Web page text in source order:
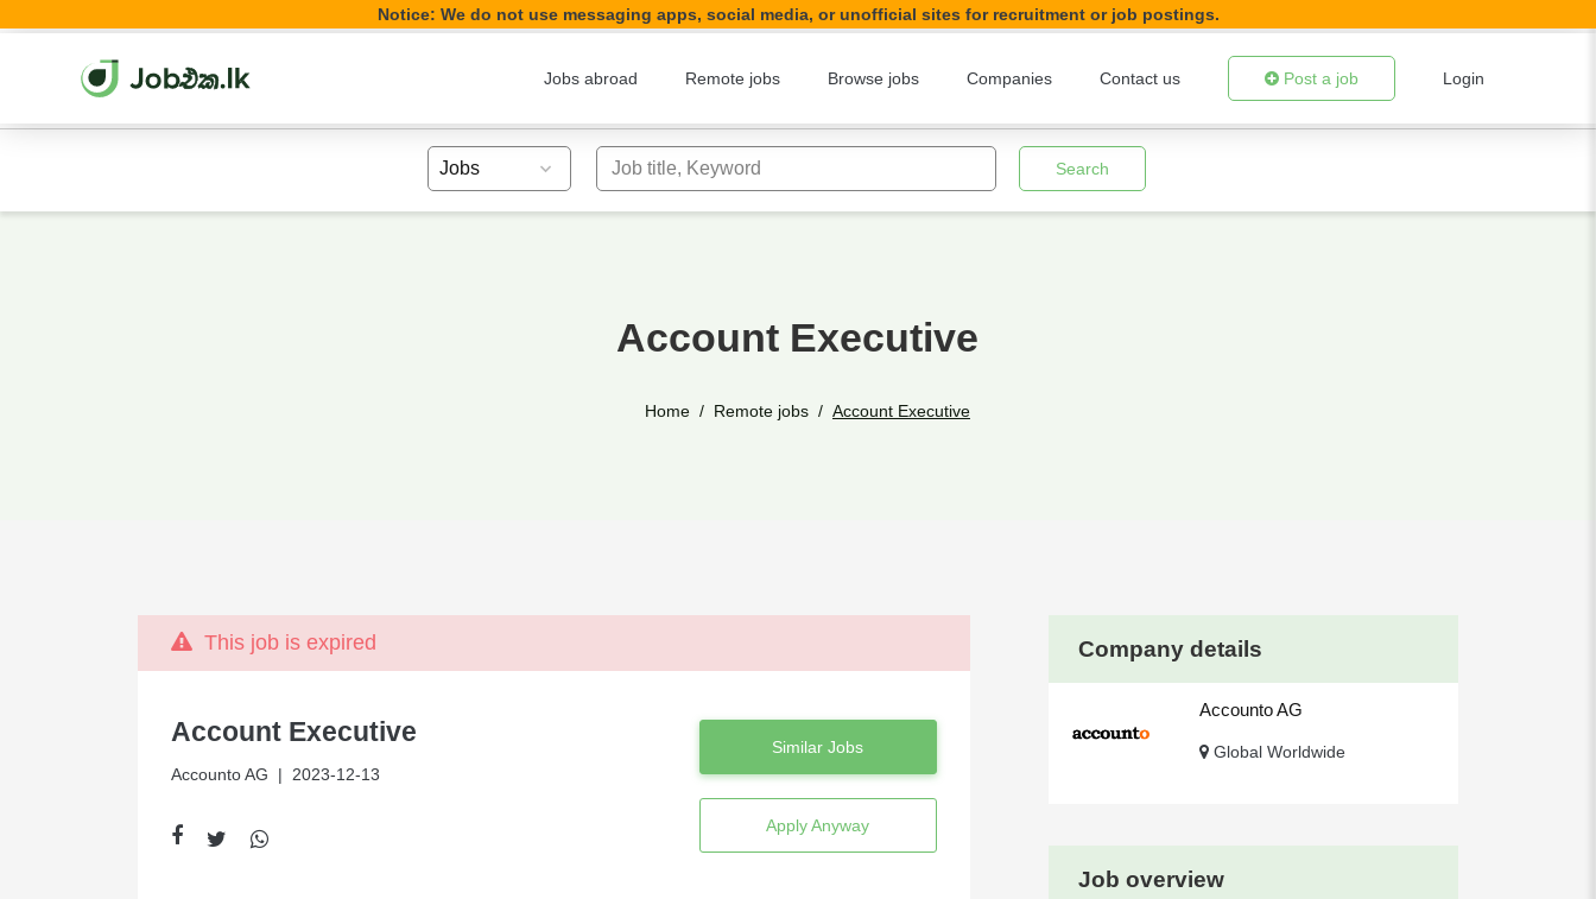
Notice: We do not use messaging apps, social media, or unofficial sites for recruitment or job postings.
Jobs abroad Remote jobs Browse jobs Companies Contact us Post a job Login
Job title, Keyword Search
Account Executive
Home Remote jobs Account Executive
This job is expired
Account Executive
Accounto AG | 2023-12-13
Similar Jobs
Apply Anyway
Company details
Accounto AG
Global Worldwide
Job overview